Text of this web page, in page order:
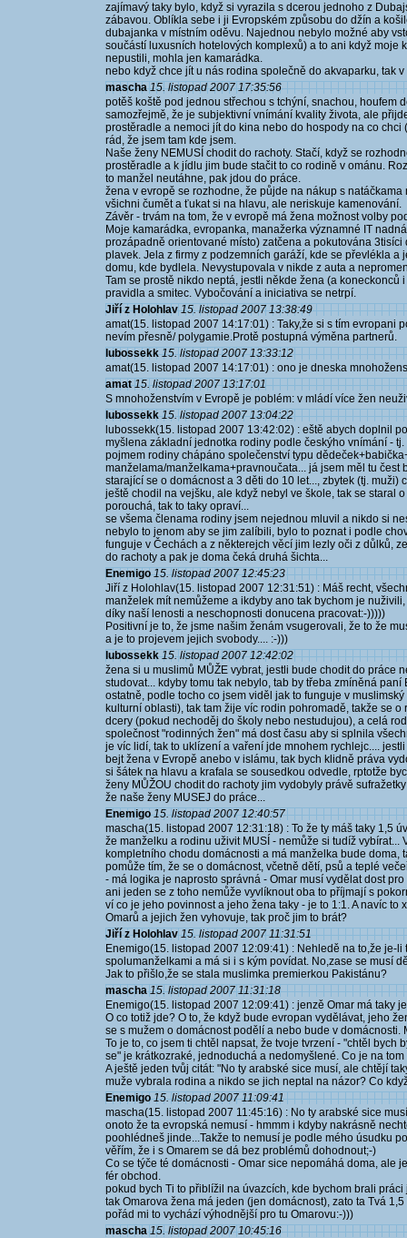
zajímavý taky bylo, když si vyrazila s dcerou jednoho z
zábavou. Oblíkla sebe i ji Evropském způsobu do džín a
dubajanka v místním oděvu. Najednou nebylo možné aby
součástí luxusních hotelových komplexů) a to ani když moje
nepustili, mohla jen kamarádka.
nebo když chce jít u nás rodina společně do akvaparku, tak
mascha 15. listopad 2007 17:35:56
potěš koště pod jednou střechou s tchýní, snachou, houfem
samozřejmě, že je subjektivní vnímání kvality života, ale
prostěradle a nemoci jít do kina nebo do hospody na co
rád, že jsem tam kde jsem.
Naše ženy NEMUSÍ chodit do rachoty. Stačí, když se
prostěradle a k jídlu jim bude stačit to co rodině v ománu.
to manžel neutáhne, pak jdou do práce.
žena v evropě se rozhodne, že půjde na nákup s
všichni čumět a ťukat si na hlavu, ale neriskuje kamenování.
Závěr - trvám na tom, že v evropě má žena možnost volby
Moje kamarádka, evropanka, manažerka významné IT
prozápadně orientované místo) zatčena a pokutována
plavek. Jela z firmy z podzemních garáží, kde se převlékla
domu, kde bydlela. Nevystupovala v nikde z auta a
Tam se prostě nikdo neptá, jestli někde žena (a
pravidla a smitec. Vybočování a iniciativa se netrpí.
Jiří z Holohlav 15. listopad 2007 13:38:49
amat(15. listopad 2007 14:17:01) : Taky,že si s tím evropani
nevím přesně/ polygamie.Protě postupná výměna partnerů.
lubossekk 15. listopad 2007 13:33:12
amat(15. listopad 2007 14:17:01) : ono je dneska
amat 15. listopad 2007 13:17:01
S mnohoženstvím v Evropě je poblém: v mládí více žen
lubossekk 15. listopad 2007 13:04:22
lubossekk(15. listopad 2007 13:42:02) : eště abych doplnil
myšlena základní jednotka rodiny podle českýho vnímání -
pojmem rodiny chápáno společenství typu
manželama/manželkama+pravnoučata... já jsem měl tu
starající se o domácnost a 3 děti do 10 let..., zbytek (tj.
ještě chodil na vejšku, ale když nebyl ve škole, tak se staral
porouchá, tak to taky opraví...
se všema členama rodiny jsem nejednou mluvil a nikdo si
nebylo to jenom aby se jim zalíbili, bylo to poznat i podle
funguje v Čechách a z některejch věcí jim lezly oči z důlků,
do rachoty a pak je doma čeká druhá šichta...
Enemigo 15. listopad 2007 12:45:23
Jiří z Holohlav(15. listopad 2007 12:31:51) : Máš recht,
manželek mít nemůžeme a ikdyby ano tak bychom je
díky naší lenosti a neschopnosti donucena pracovat:-)))))
Positivní je to, že jsme našim ženám vsugerovali, že to že
a je to projevem jejich svobody.... :-)))
lubossekk 15. listopad 2007 12:42:02
žena si u muslimů MŮŽE vybrat, jestli bude chodit do práce
studovat... kdyby tomu tak nebylo, tab by třeba zmíněná
ostatně, podle tocho co jsem viděl jak to funguje v
kulturní oblasti), tak tam žije víc rodin pohromadě, takže se
dcery (pokud nechoděj do školy nebo nestudujou), a celá
společnost "rodinných žen" má dost času aby si splnila
je víc lidí, tak to uklízení a vaření jde mnohem rychlejc....
bejt žena v Evropě anebo v islámu, tak bych klidně práva
si šátek na hlavu a krafala se sousedkou odvedle, rptotže
ženy MŮŽOU chodit do rachoty jim vydobyly právě
že naše ženy MUSEJ do práce...
Enemigo 15. listopad 2007 12:40:57
mascha(15. listopad 2007 12:31:18) : To že ty máš taky 1,5
že manželku a rodinu uživit MUSÍ - nemůže si tudíž
kompletního chodu domácnosti a má manželka bude doma,
pomůže tím, že se o domácnost, včetně dětí, psů a teplé
- má logika je naprosto správná - Omar musí vydělat dost
ani jeden se z toho nemůže vyvlíknout oba to příjmají s
ví co je jeho povinnost a jeho žena taky - je to 1:1. A navíc to
Omarů a jejich žen vyhovuje, tak proč jim to brát?
Jiří z Holohlav 15. listopad 2007 11:31:51
Enemigo(15. listopad 2007 12:09:41) : Nehledě na to,že je-
spolumanželkami a má si i s kým povídat. No,zase se musí
Jak to přišlo,že se stala muslimka premierkou Pakistánu?
mascha 15. listopad 2007 11:31:18
Enemigo(15. listopad 2007 12:09:41) : jenzě Omar má taky
O co totiž jde? O to, že když bude evropan vydělávat, jeho
se s mužem o domácnost podělí a nebo bude v domácnosti.
To je to, co jsem ti chtěl napsat, že tvoje tvrzení - "chtěl bych
se" je krátkozraké, jednoduchá a nedomyšlené. Co je na
A ještě jeden tvůj citát: "No ty arabské sice musí, ale chtějí
muže vybrala rodina a nikdo se jich neptal na názor? Co
Enemigo 15. listopad 2007 11:09:41
mascha(15. listopad 2007 11:45:16) : No ty arabské sice
onoto že ta evropská nemusí - hmmm i kdyby nakrásně
poohlédneš jinde...Takže to nemusí je podle mého úsudku
věřím, že i s Omarem se dá bez problémů dohodnout;-)
Co se týče té domácnosti - Omar sice nepomáhá doma, ale
fér obchod.
pokud bych Ti to přiblížil na úvazcích, kde bychom brali
tak Omarova žena má jeden (jen domácnost), zato ta Tvá
pořád mi to vychází výhodnější pro tu Omarovu:-)))
mascha 15. listopad 2007 10:45:16